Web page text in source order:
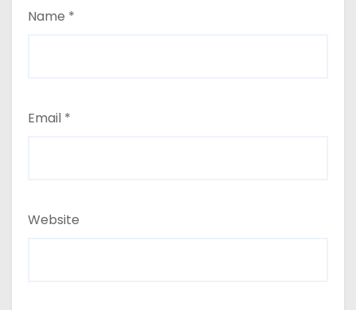
Name *
Email *
Website